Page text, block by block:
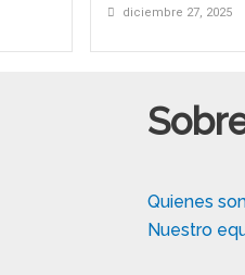
diciembre 27, 2025
Quienes
Nuestro